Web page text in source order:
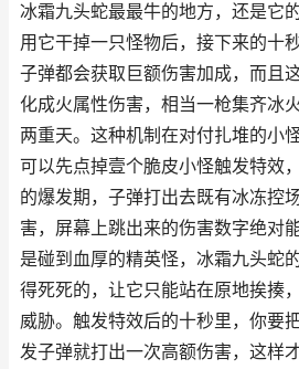
冰霜九头蛇最最牛的地方，还是它
用它干掉一只怪物后，接下来的十
子弹都会获取巨额伤害加成，而且
化成火属性伤害，相当一枪集齐冰
两重天。这种机制在对付扎堆的小
可以先点掉壹个脆皮小怪触发特效
的爆发期，子弹打出去既有冰冻控
害，屏幕上跳出来的伤害数字绝对
是碰到血厚的精英怪，冰霜九头蛇
得死死的，让它只能站在原地挨揍
威胁。触发特效后的十秒里，你要
发子弹就打出一次高额伤害，这样